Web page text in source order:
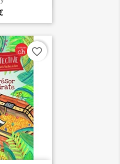
favorite_border